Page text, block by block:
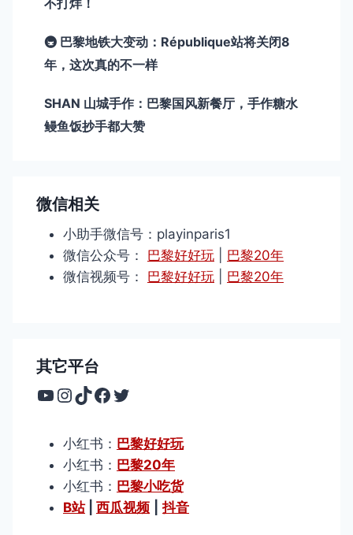
🚇 巴黎地铁大变动：République站将关闭8
年，这次真的不一样
SHAN 山城手作：巴黎国风新餐厅，手作糖水
鳗鱼饭抄手都大赞
微信相关
小助手微信号：playinparis1
微信公众号： 巴黎好好玩
巴黎20年
微信视频号： 巴黎好好玩 巴黎20年
其它平台
YouTube
Instagram
TikTok
Facebook
Twitter
小红书： 巴黎好好玩
小红书： 巴黎20年
小红书： 巴黎小吃货
B站| 西瓜视频 抖音